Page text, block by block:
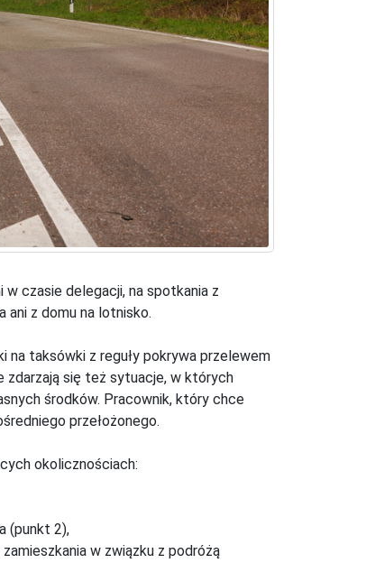
czasie delegacji, na spotkania z
ani z domu na lotnisko.
na taksówki z reguły pokrywa przelewem
zdarzają się też sytuacje, w których
środków. Pracownik, który chce
przełożonego.
okolicznościach:
(punkt 2),
w związku z podróżą